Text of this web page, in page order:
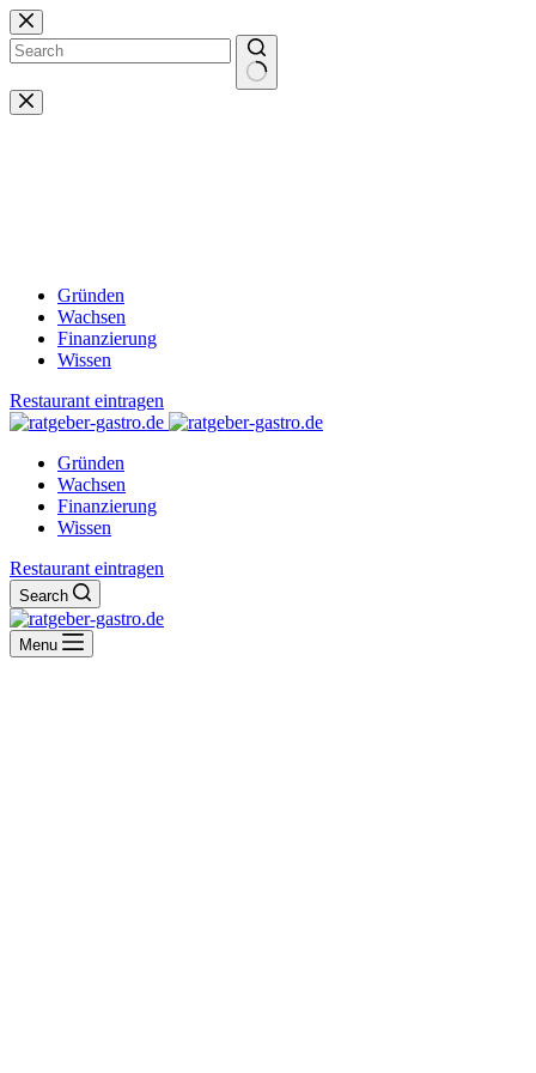
Zum
Inhalt
springen
Keine
Ergebnisse
Gründen
Wachsen
Finanzierung
Wissen
Restaurant eintragen
Gründen
Wachsen
Finanzierung
Wissen
Restaurant eintragen
Search
Menu